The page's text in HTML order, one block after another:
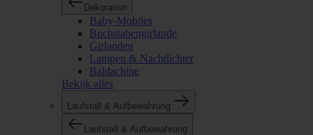
Dekoration
Baby-Mobiles
Buchstabengirlande
Girlanden
Lampen & Nachtlichter
Baldachine
Bekijk alles
Laufstall & Aufbewahrung
Laufstall & Aufbewahrung